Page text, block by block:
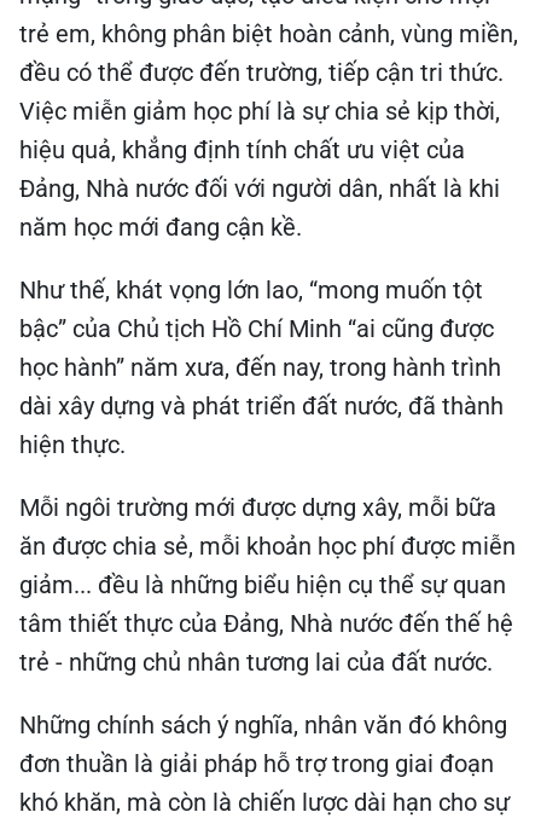
trẻ em, không phân biệt hoàn cảnh, vùng miền,
đều có thể được đến trường, tiếp cận tri thức.
Việc miễn giảm học phí là sự chia sẻ kịp thời,
hiệu quả, khẳng định tính chất ưu việt của
Đảng, Nhà nước đối với người dân, nhất là khi
năm học mới đang cận kề.
Như thế, khát vọng lớn lao, “mong muốn tột
bậc” của Chủ tịch Hồ Chí Minh “ai cũng được
học hành” năm xưa, đến nay, trong hành trình
dài xây dựng và phát triển đất nước, đã thành
hiện thực.
Mỗi ngôi trường mới được dựng xây, mỗi bữa
ăn được chia sẻ, mỗi khoản học phí được miễn
giảm... đều là những biểu hiện cụ thể sự quan
tâm thiết thực của Đảng, Nhà nước đến thế hệ
trẻ - những chủ nhân tương lai của đất nước.
Những chính sách ý nghĩa, nhân văn đó không
đơn thuần là giải pháp hỗ trợ trong giai đoạn
khó khăn, mà còn là chiến lược dài hạn cho sự